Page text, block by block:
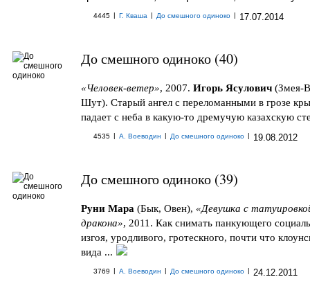
4445 | Г. Кваша | До смешного одиноко | 17.07.2014
До смешного одиноко (40)
«Человек-ветер», 2007. Игорь Ясулович (Змея-
Шут). Старый ангел с переломанными в грозе
падает с неба в какую-то дремучую казахскую
4535 | А. Воеводин | До смешного одиноко | 19.08.2012
До смешного одиноко (39)
Руни Мара (Бык, Овен), «Девушка с
дракона», 2011. Как снимать панкующего
изгоя, уродливого, гротескного, почти что
вида ...
3769 | А. Воеводин | До смешного одиноко | 24.12.2011